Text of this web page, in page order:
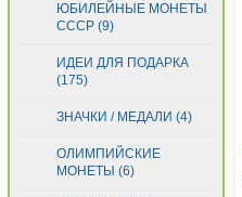
ЮБИЛЕЙНЫЕ МОНЕТЫ
СССР (9)
ИДЕИ ДЛЯ ПОДАРКА
(175)
ЗНАЧКИ / МЕДАЛИ (4)
ОЛИМПИЙСКИЕ
МОНЕТЫ (6)